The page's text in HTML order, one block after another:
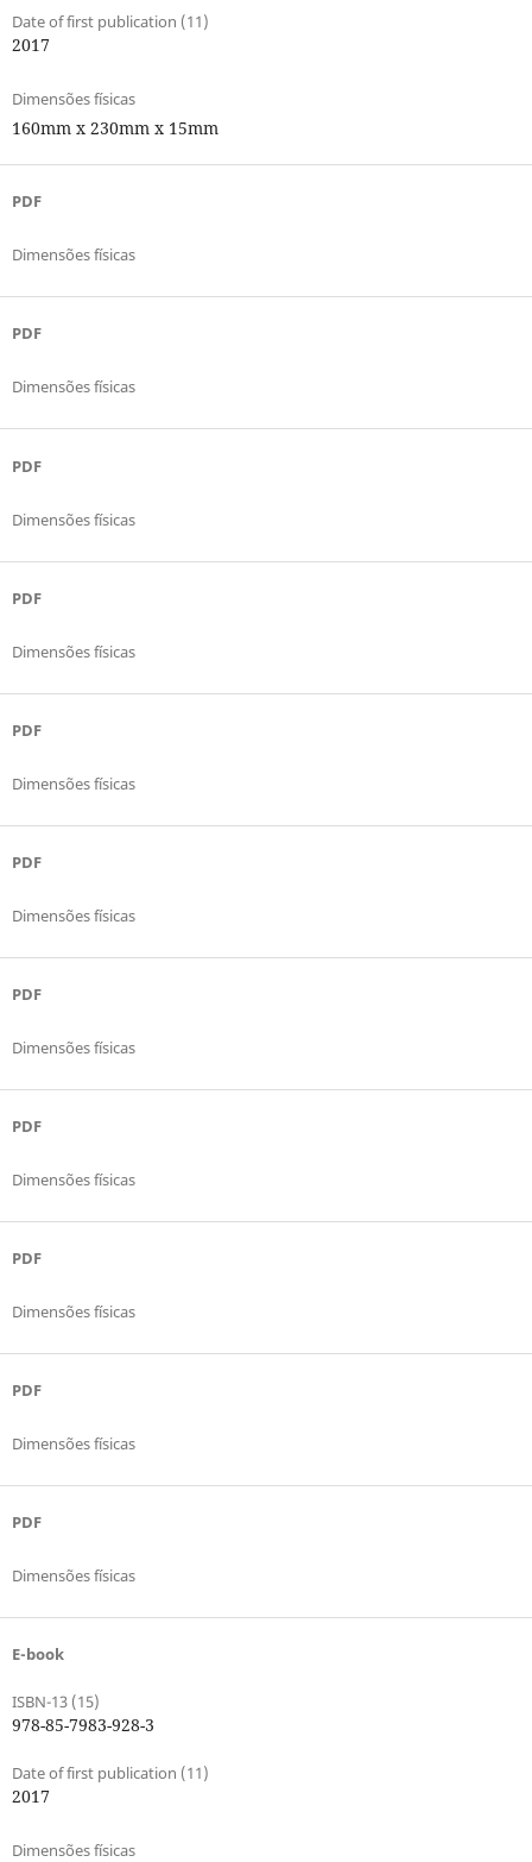
Date of first publication (11)
2017
Dimensões físicas
160mm x 230mm x 15mm
PDF
Dimensões físicas
PDF
Dimensões físicas
PDF
Dimensões físicas
PDF
Dimensões físicas
PDF
Dimensões físicas
PDF
Dimensões físicas
PDF
Dimensões físicas
PDF
Dimensões físicas
PDF
Dimensões físicas
PDF
Dimensões físicas
PDF
Dimensões físicas
E-book
ISBN-13 (15)
978-85-7983-928-3
Date of first publication (11)
2017
Dimensões físicas